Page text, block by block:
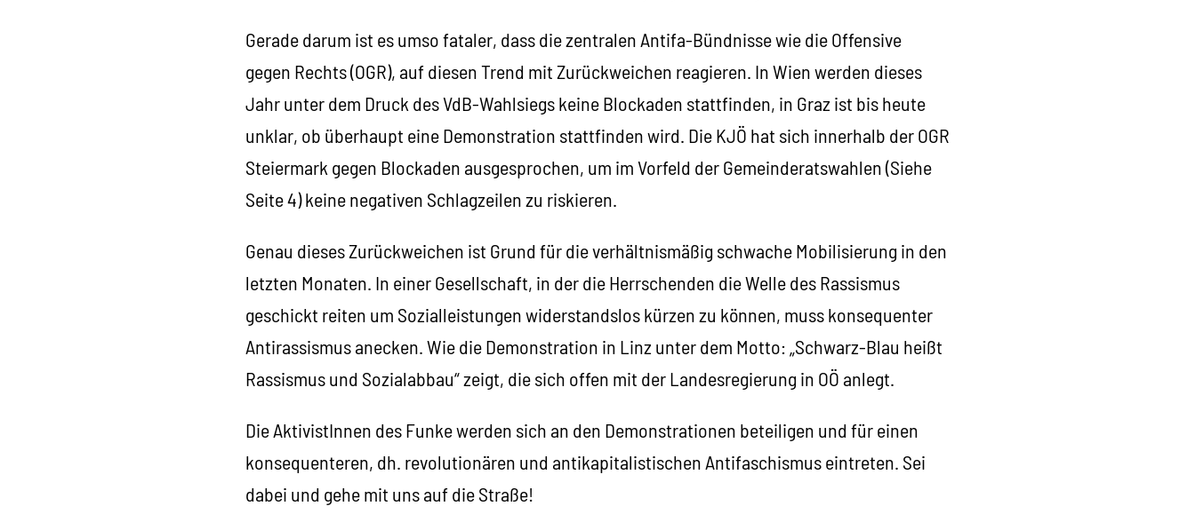
Gerade darum ist es umso fataler, dass die zentralen Antifa-Bündnisse wie die Offensive
gegen Rechts (OGR), auf diesen Trend mit Zurückweichen reagieren. In Wien werden dieses
Jahr unter dem Druck des VdB-Wahlsiegs keine Blockaden stattfinden, in Graz ist bis heute
unklar, ob überhaupt eine Demonstration stattfinden wird. Die KJÖ hat sich innerhalb der OGR
Steiermark gegen Blockaden ausgesprochen, um im Vorfeld der Gemeinderatswahlen (Siehe
Seite 4) keine negativen Schlagzeilen zu riskieren.
Genau dieses Zurückweichen ist Grund für die verhältnismäßig schwache Mobilisierung in den
letzten Monaten. In einer Gesellschaft, in der die Herrschenden die Welle des Rassismus
geschickt reiten um Sozialleistungen widerstandslos kürzen zu können, muss konsequenter
Antirassismus anecken. Wie die Demonstration in Linz unter dem Motto: „Schwarz-Blau heißt
Rassismus und Sozialabbau“ zeigt, die sich offen mit der Landesregierung in OÖ anlegt.
Die AktivistInnen des Funke werden sich an den Demonstrationen beteiligen und für einen
konsequenteren, dh. revolutionären und antikapitalistischen Antifaschismus eintreten. Sei
dabei und gehe mit uns auf die Straße!